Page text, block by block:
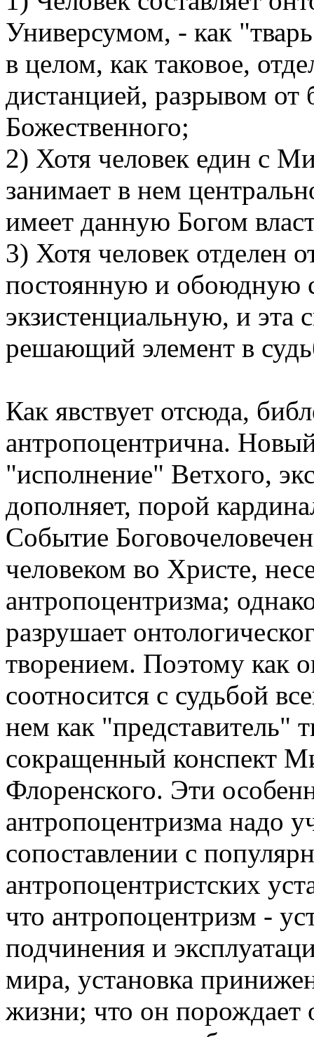
Универсумом, - как
в целом, как таковое,
дистанцией, разрывом от
Божественного;
2) Хотя человек един с
занимает в нем
имеет данную Богом
3) Хотя человек отделен
постоянную и обоюдную
экзистенциальную, и эта
решающий элемент в
Как явствует отсюда,
антропоцентрична.
"исполнение" Ветхого,
дополняет, порой
Событие
человеком во Христе,
антропоцентризма;
разрушает
творением. Поэтому как
соотносится с судьбой
нем как "представитель"
сокращенный конспект
Флоренского. Эти
антропоцентризма надо
сопоставлении с
антропоцентристских
что антропоцентризм -
подчинения и
мира, установка
жизни; что он порождает